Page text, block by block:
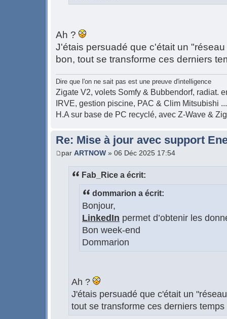
Ah ?
J'étais persuadé que c'était un
bon, tout se transforme ces derniers
Dire que l'on ne sait pas est une preuve d'intelligence
Zigate V2, volets Somfy & Bubbendorf, radiat.
IRVE, gestion piscine, PAC & Clim Mitsubishi ...
H.A sur base de PC recyclé, avec Z-Wave &
Re: Mise à jour avec support
par ARTNOW » 06 Déc 2025 17:54
Fab_Rice a écrit:
dommarion a écrit:
Bonjour,
LinkedIn permet d’obtenir les
Bon week-end
Dommarion
Ah ?
J'étais persuadé que c'était un
tout se transforme ces derniers temps